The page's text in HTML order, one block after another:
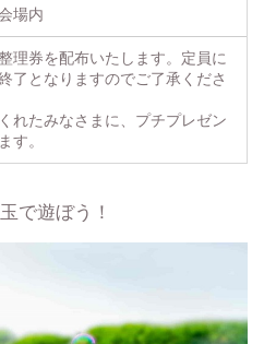
場内
理券を配布いたします。定員に
了となりますのでご了承くださ
れたみなさまに、プチプレゼン
す。
で遊ぼう！